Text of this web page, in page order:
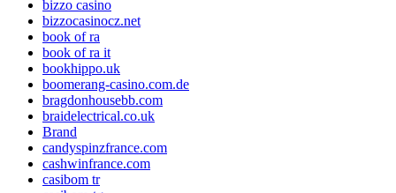
bizzo casino
bizzocasinocz.net
book of ra
book of ra it
bookhippo.uk
boomerang-casino.com.de
bragdonhousebb.com
braidelectrical.co.uk
Brand
candyspinzfrance.com
cashwinfrance.com
casibom tr